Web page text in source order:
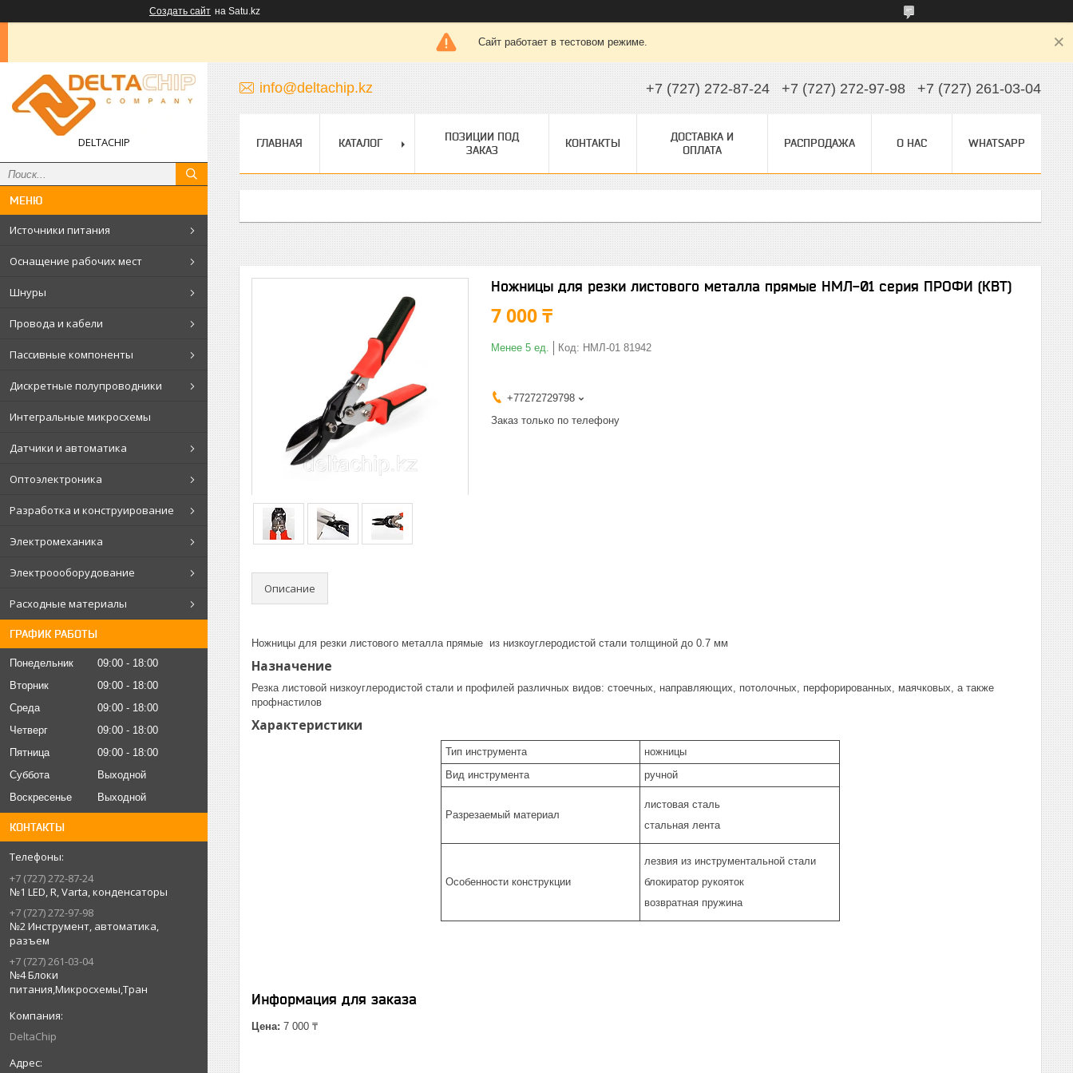
Создать сайт на Satu.kz
Сайт работает в тестовом режиме.
DELTACHIP
Источники питания
Оснащение рабочих мест
Шнуры
Провода и кабели
Пассивные компоненты
Дискретные полупроводники
Интегральные микросхемы
Датчики и автоматика
Оптоэлектроника
Разработка и конструирование
Электромеханика
Электроооборудование
Расходные материалы
ГРАФИК РАБОТЫ
Понедельник 09:00
18:00
Вторник
09:00
18:00
Среда
09:00
18:00
Четверг
09:00
18:00
Пятница
09:00
18:00
Суббота
Выходной
Воскресенье
Выходной
КОНТАКТЫ
+7 (727) 272-87-24
№1 LED, R, Varta, конденсаторы
+7 (727) 272-97-98
№2 Инструмент, автоматика,
разъем
+7 (727) 261-03-04
№4 Блоки
питания,Микросхемы,Тран
DeltaChip
info@deltachip.kz +7 (727) 272-87-24 +7 (727) 272-97-98 +7 (727) 261-03-04
ГЛАВНАЯ КАТАЛОГ
ПОЗИЦИИ ПОД
ЗАКАЗ
КОНТАКТЫ
ДОСТАВКА И
ОПЛАТА
РАСПРОДАЖА О НАС WHATSAPP
Ножницы для резки листового металла прямые НМЛ-01 серия ПРОФИ (КВТ)
7 000 ₸
Менее 5 ед. Код: НМЛ-01 81942
+77272729798
Заказ только по телефону
Описание
Ножницы для резки листового металла прямые из низкоуглеродистой стали толщиной до 0.7 мм
Назначение
Резка листовой низкоуглеродистой стали и профилей различных видов: стоечных, направляющих, потолочных, перфорированных, маячковых, а также
профнастилов
Характеристики
Тип инструмента
ножницы
Вид инструмента
ручной
Разрезаемый материал
листовая сталь
стальная лента
Особенности конструкции
лезвия из инструментальной стали
блокиратор рукояток
возвратная пружина
Информация для заказа
Цена: 7 000 ₸